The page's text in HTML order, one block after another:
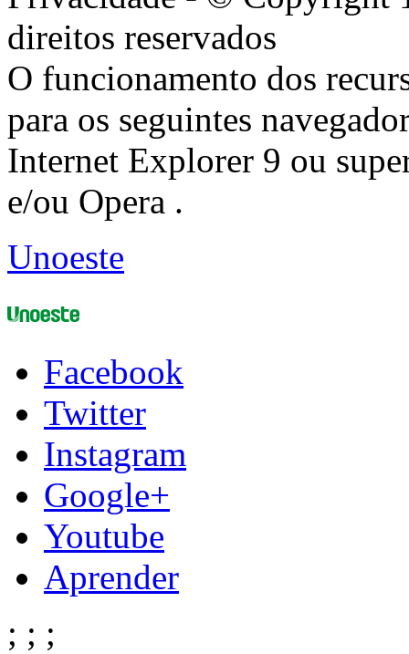
direitos reservados
O funcionamento dos
para os seguintes
Internet Explorer 9 ou
e/ou Opera .
Unoeste
Facebook
Twitter
Instagram
Google+
Youtube
Aprender
; ; ;